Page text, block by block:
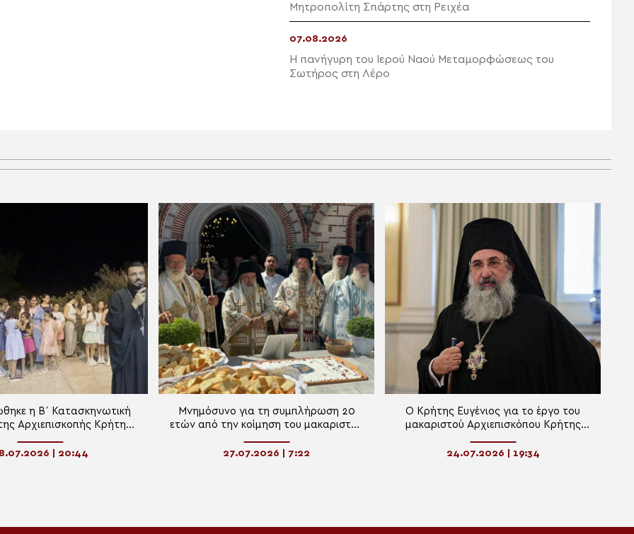
Μητροπολίτη Σπάρτης στη Ρειχέα
07.08.2026
Η πανήγυρη του Ιερού Ναού Μεταμορφώσεως του
Σωτήρος στη Λέρο
η Β΄ Κατασκηνωτική
Αρχιεπισκοπής Κρήτης
| 20:44
Μνημόσυνο για τη συμπλήρωση 20
ετών από την κοίμηση του μακαριστού
27.07.2026 | 7:22
Ο Κρήτης Ευγένιος για το έργο του
μακαριστού Αρχιεπισκόπου Κρήτης
24.07.2026 | 19:34